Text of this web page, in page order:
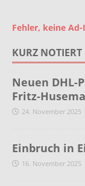
Fehler, keine
KURZ NOTIERT
Neuen DHL-
Fritz-
24. November 2025
Einbruch in
16. November 2025